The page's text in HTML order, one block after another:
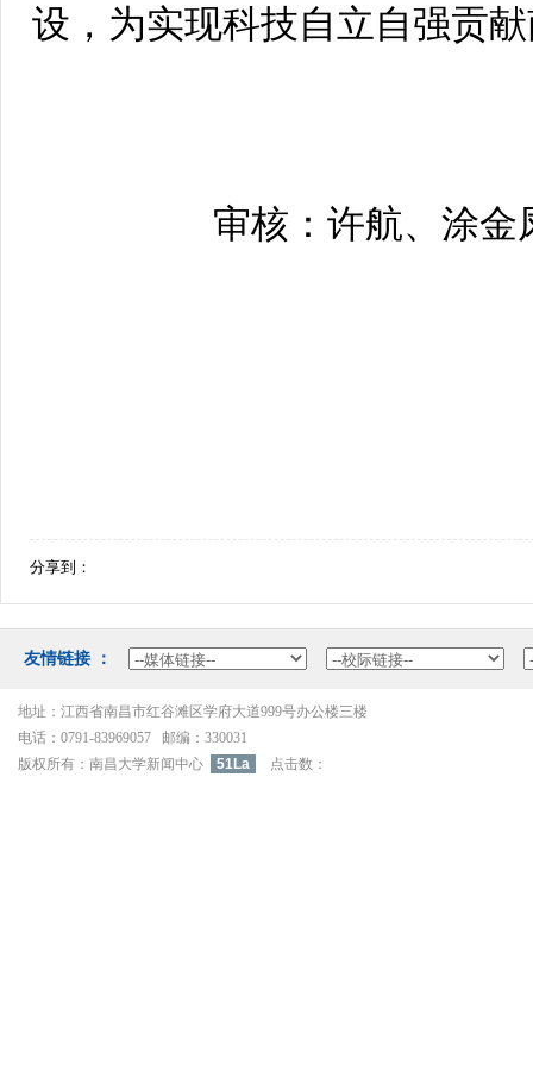
设，为实现科技自立自强贡
审核：许航、涂金
分享到：
友情链接：
地址：江西省南昌市红谷滩区学府大道999号办公楼三楼
电话：0791-83969057邮编：330031
版权所有：南昌大学新闻中心
51La 点击数：